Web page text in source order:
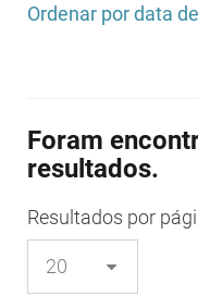
Boas práticas
Boas práticas
Boas práticas
Boas práticas
Certificação
Ordenar por data
Foram
resultados.
Resultados por